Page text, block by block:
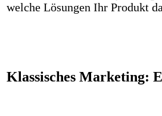
welche Lösungen Ihr Produkt
Klassisches Marketing: